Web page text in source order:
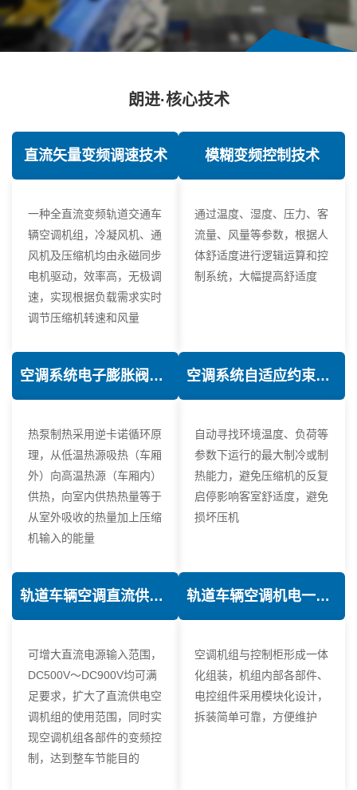
朗进·核心技术
直流矢量变频调速技术
一种全直流变频轨道交通车
辆空调机组，冷凝风机、通
风机及压缩机均由永磁同步
电机驱动，效率高，无极调
速，实现根据负载需求实时
调节压缩机转速和风量
模糊变频控制技术
通过温度、湿度、压力、客
流量、风量等参数，根据人
体舒适度进行逻辑运算和控
制系统，大幅提高舒适度
空调系统电子膨胀阀热力学优化技术
热泵制热采用逆卡诺循环原
理，从低温热源吸热（车厢
外）向高温热源（车厢内）
供热，向室内供热热量等于
从室外吸收的热量加上压缩
机输入的能量
空调系统自适应约束控制技术
自动寻找环境温度、负荷等
参数下运行的最大制冷或制
热能力，避免压缩机的反复
启停影响客室舒适度，避免
损坏压机
轨道车辆空调直流供电技术
可增大直流电源输入范围，
DC500V～DC900V均可满
足要求，扩大了直流供电空
调机组的使用范围，同时实
现空调机组各部件的变频控
制，达到整车节能目的
轨道车辆空调机电一体化技术
空调机组与控制柜形成一体
化组装，机组内部各部件、
电控组件采用模块化设计，
拆装简单可靠，方便维护